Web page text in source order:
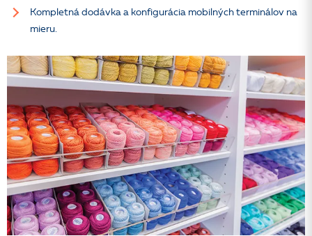
Kompletná dodávka a konfigurácia mobilných terminálov na
mieru.